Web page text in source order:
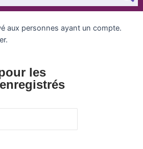
aux personnes ayant un compte.
les